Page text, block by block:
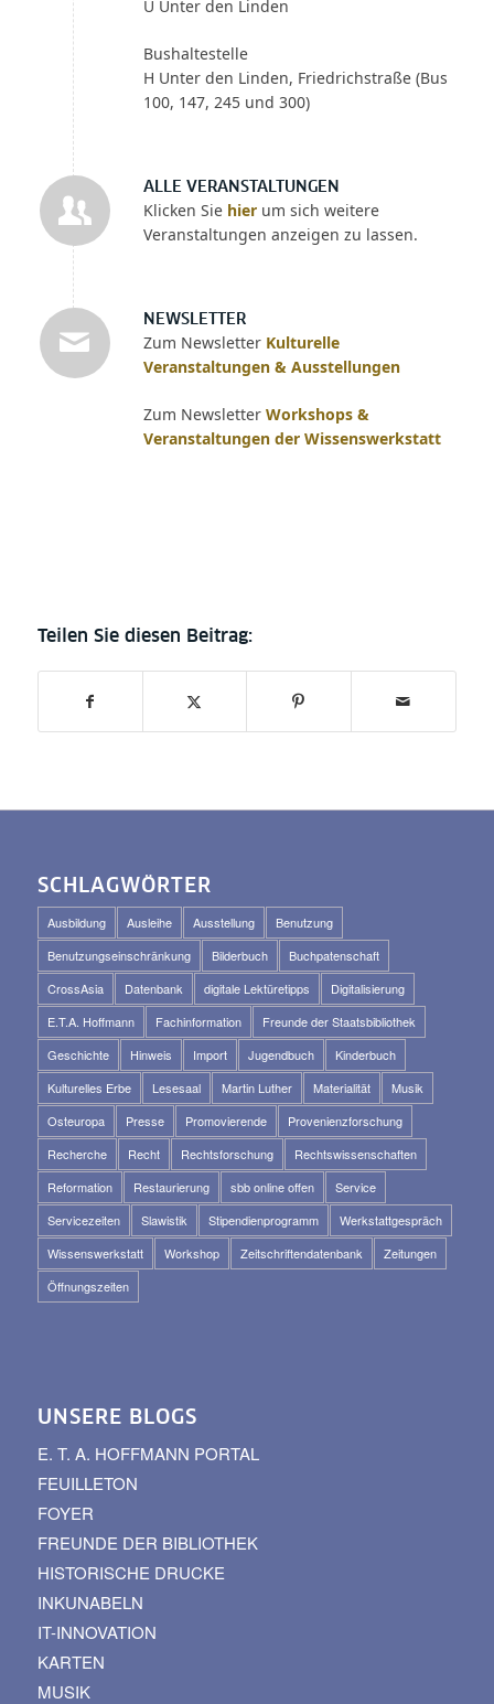
U Unter den Linden
Bushaltestelle
H Unter den Linden, Friedrichstraße (Bus
100, 147, 245 und 300)
ALLE VERANSTALTUNGEN
Klicken Sie hierum sich weitere
Veranstaltungen anzeigen zu lassen.
NEWSLETTER
Zum Newsletter Kulturelle
Veranstaltungen & Ausstellungen
Zum Newsletter Workshops &
Veranstaltungen der Wissenswerkstatt
SCHLAGWÖRTER
Ausbildung Ausleihe Ausstellung
Benutzung
Benutzungseinschränkung
Bilderbuch
Buchpatenschaft
CrossAsia
Datenbank digitale Lektüretipps
Digitalisierung
E.T.A. Hoffmann
Fachinformation
Freunde der Staatsbibliothek
Geschichte
Hinweis Import Jugendbuch
Kinderbuch
Kulturelles Erbe
Lesesaal Martin Luther Materialität
Musik
Osteuropa
Presse Promovierende
Provenienzforschung
Recherche
Recht Rechtsforschung
Rechtswissenschaften
Reformation
Restaurierung sbb online offen
Service
Servicezeiten
Slawistik Stipendienprogramm
Werkstattgespräch
Wissenswerkstatt
Workshop Zeitschriftendatenbank
Zeitungen
Öffnungszeiten
UNSERE BLOGS
E. T. A. HOFFMANN PORTAL
FEUILLETON
FOYER
FREUNDE DER BIBLIOTHEK
HISTORISCHE DRUCKE
INKUNABELN
IT-INNOVATION
KARTEN
MUSIK